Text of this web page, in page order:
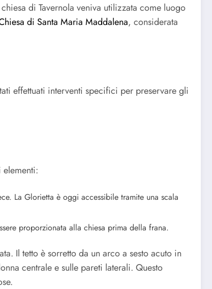
di Tavernola veniva utilizzata come luogo
di Santa Maria Maddalena, considerata
effettuati interventi specifici per preservare gli
elementi:
La Glorietta è oggi accessibile tramite una scala
proporzionata alla chiesa prima della frana.
Il tetto è sorretto da un arco a sesto acuto in
centrale e sulle pareti laterali. Questo